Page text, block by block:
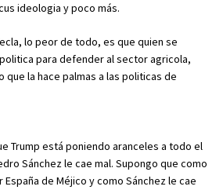
ideologia y poco más.
lo peor de todo, es que quien se
para defender al sector agricola,
que la hace palmas a las politicas de
Trump está poniendo aranceles a todo el
Sánchez le cae mal. Supongo que como
de Méjico y como Sánchez le cae